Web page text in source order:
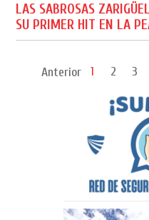
LAS SABROSAS
SU PRIMER HIT EN LA
Anterior 1 2 3